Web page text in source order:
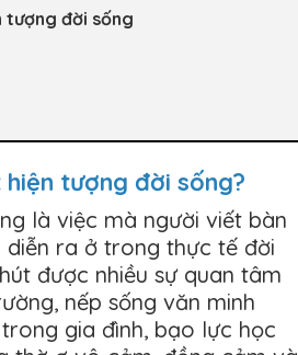
tượng đời sống
tượng đời sống?
là việc mà người viết bàn
ra ở trong thực tế đời
được nhiều sự quan tâm
nếp sống văn minh
gia đình, bạo lực học